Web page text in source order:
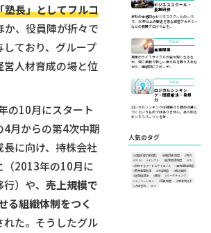
塾長」としてフルコ
か、役員陣が折々で
ており、グループ
営人材育成の場と位
の10月にスタート
4月からの第4次中期
に向け、持株会社
（2013年の10月に
）や、 売上規模で
る組織体制をつく
れた。そうしたグル
ビジネススクール・
長期研修
最初の本格的なビジネススクールの一つ
で、50年以上の歴史を誇る経営アカデミー
などの長期プログラムを...
スキル
事業開発
事業のライフサイクルが日々短くなるな
か、常に柔軟で新しい考え方を取り入れな
がら、継続的にスピーデ...
スキル
ロジカルシンキン
グ・問題解決・発想
力
ロジカルシンキングは経験さえ積めば身に
つくというものではありません。あらゆる
ビジネスパーソンを対...
人気のタグ
#価格転嫁の最適化 #資格等級制度
#物流
#DE&I
#インフレ #従業員満足度
#CE
#共振するアートとサイエンス
#目標管理制度
#新規事業創生
#評価制度
#成功事例
#従業員満足
#春闘
#マーケティング
#イノベーション
#等級制度
#現場力向上
#人的交流
#ES